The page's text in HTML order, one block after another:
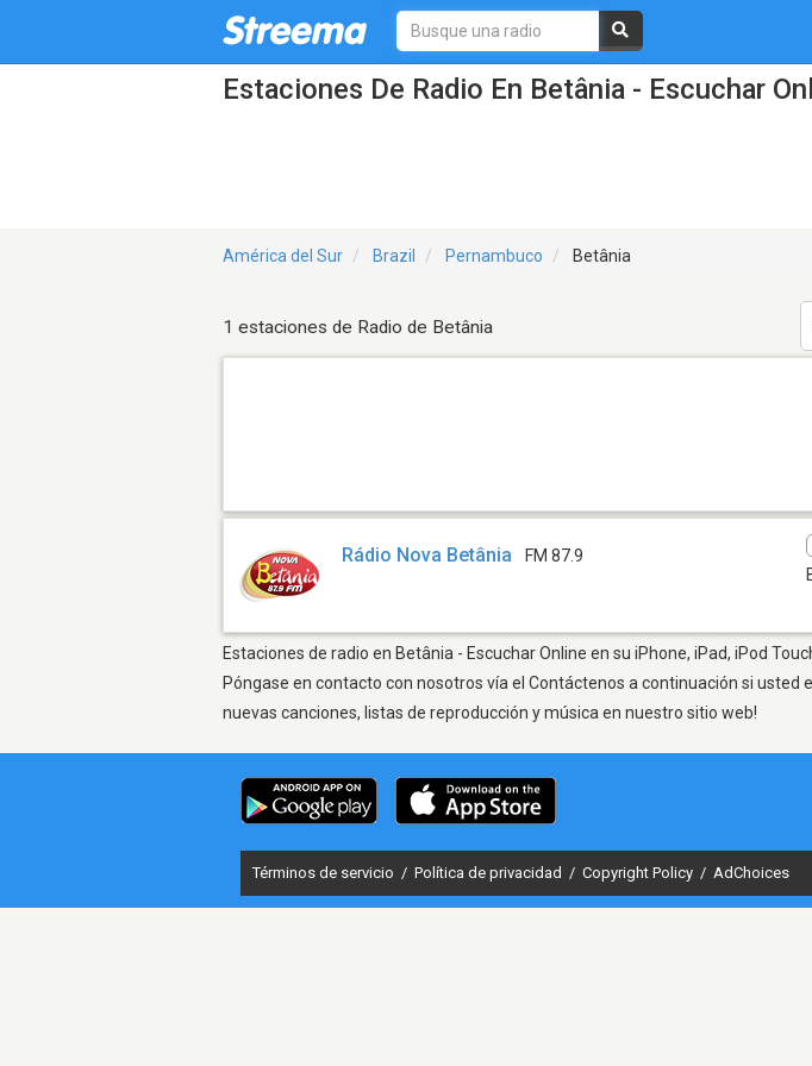
Estaciones De Radio En Betânia - Escuchar
América del Sur Brazil Pernambuco Betânia
1 estaciones de Radio de Betânia
Rádio Nova Betânia FM 87.9
Estaciones de radio en Betânia - Escuchar Online en su iPhone, iPad, iPod
Póngase en contacto con nosotros vía el Contáctenos a continuación si
nuevas canciones, listas de reproducción y música en nuestro sitio web!
Términos de servicio / Política de privacidad / Copyright Policy / AdChoices